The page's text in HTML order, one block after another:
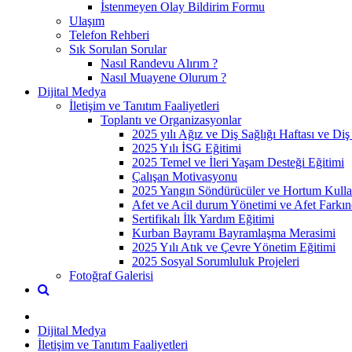
İstenmeyen Olay Bildirim Formu
Ulaşım
Telefon Rehberi
Sık Sorulan Sorular
Nasıl Randevu Alırım ?
Nasıl Muayene Olurum ?
Dijital Medya
İletişim ve Tanıtım Faaliyetleri
Toplantı ve Organizasyonlar
2025 yılı Ağız ve Diş Sağlığı Haftası ve
2025 Yılı İSG Eğitimi
2025 Temel ve İleri Yaşam Desteği Eğitimi
Çalışan Motivasyonu
2025 Yangın Söndürücüler ve Hortum
Afet ve Acil durum Yönetimi ve Afet
Sertifikalı İlk Yardım Eğitimi
Kurban Bayramı Bayramlaşma Merasimi
2025 Yılı Atık ve Çevre Yönetim Eğitimi
2025 Sosyal Sorumluluk Projeleri
Fotoğraf Galerisi
Dijital Medya
İletişim ve Tanıtım Faaliyetleri